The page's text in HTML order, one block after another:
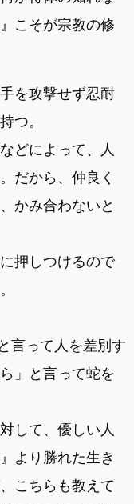
こそが宗教の修
を攻撃せず忍耐
つ。
どによって、人
だから、仲良く
かみ合わないと
押しつけるので
言って人を差別す
」と言って蛇を
して、優しい人
より勝れた生き
こちらも教えて